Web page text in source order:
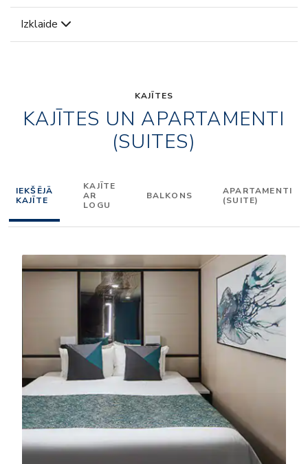
Izklaide
KAJĪTES
KAJĪTES UN APARTAMENTI
(SUITES)
IEKŠĒJĀ
KAJĪTE
KAJĪTE
AR
LOGU
BALKONS
APARTAMENTI
(SUITE)